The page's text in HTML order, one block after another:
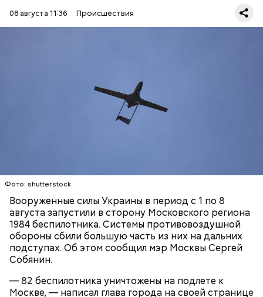
08 августа 11:36
Происшествия
Фото: shutterstock
Вооруженные силы Украины в период с 1 по 8
августа запустили в сторону Московского региона
1984 беспилотника. Системы противовоздушной
обороны сбили большую часть из них на дальних
подступах. Об этом сообщил мэр Москвы Сергей
Собянин.
— 82 беспилотника уничтожены на подлете к
Москве, — написал глава города на своей странице
Азовского моря были перехвачены и
беспилотников самолетного типа.
СЕРГЕЙ СОБЯНИН
Кроме того, из-за падения обломков беспилотника
Атаке беспилотников подверглось
промышленное предприятие в Самарской области.
На месте падения БПЛА работают оперативные